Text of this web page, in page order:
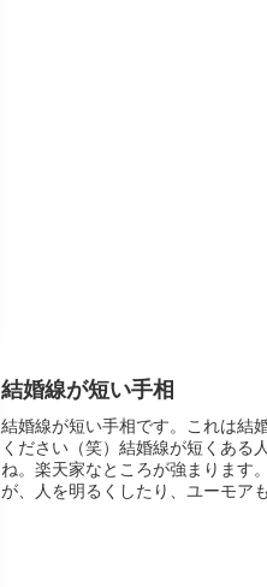
結婚線が短い手相
結婚線が短い手相です。これは結
ください（笑）結婚線が短くある
ね。楽天家なところが強まります
が、人を明るくしたり、ユーモア